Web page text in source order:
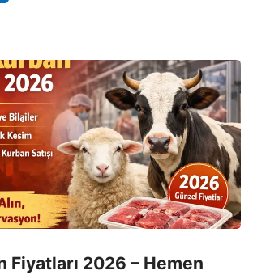
Fiyatları 2026 – Hemen